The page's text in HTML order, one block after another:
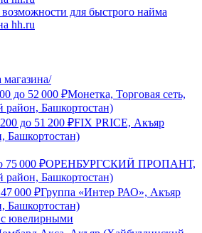
для быстрого найма
hh.ru
магазина/
до 52 000 ₽Монетка, Торговая сеть,
Башкортостан)
до 51 200 ₽FIX PRICE, Акъяр
Башкортостан)
75 000 ₽ОРЕНБУРГСКИЙ ПРОПАНТ,
Башкортостан)
47 000 ₽Группа «Интер РАО», Акъяр
Башкортостан)
с ювелирными